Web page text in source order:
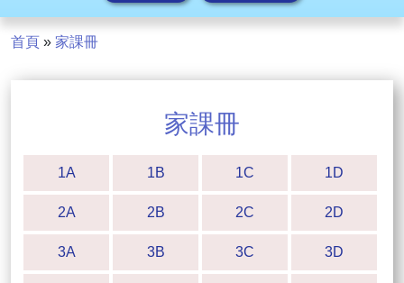
首頁 » 家課冊
家課冊
1A 1B 1C 1D
2A 2B 2C 2D
3A 3B 3C 3D